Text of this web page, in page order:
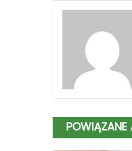
POWIĄZANE